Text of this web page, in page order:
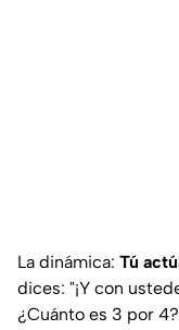
La dinámica: Tú
dices: "¡Y con
¿Cuánto es 3 por